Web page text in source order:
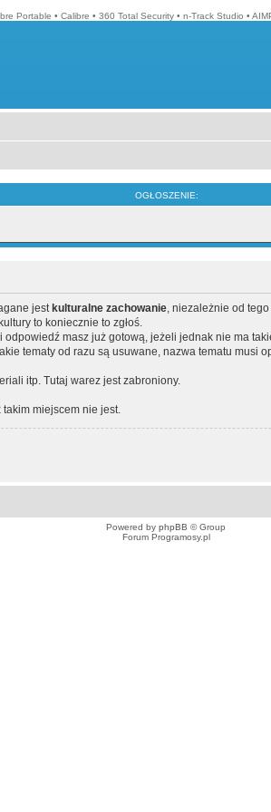
Portable • Calibre • 360 Total Security • n-Track Studio •
OGŁOSZENIE:
jest kulturalne zachowanie, niezależnie od
to koniecznie to zgłoś.
masz już gotową, jeżeli jednak nie ma
tematy od razu są usuwane, nazwa tematu
itp. Tutaj warez jest zabroniony.
miejscem nie jest.
Powered by phpBB © Group
Forum Programosy.pl